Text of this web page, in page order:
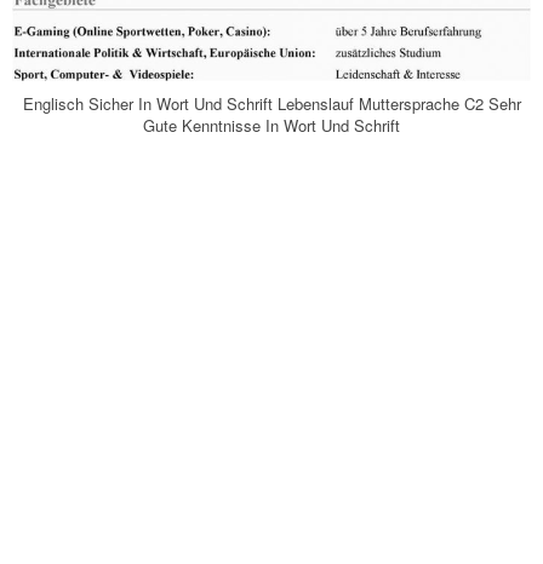
Englisch Sicher In Wort Und Schrift Lebenslauf Muttersprache C2 Sehr
Gute Kenntnisse In Wort Und Schrift